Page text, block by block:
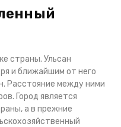
страны. Ульсан
и ближайшим от него
Расстояние между ними
Город является
а в прежние